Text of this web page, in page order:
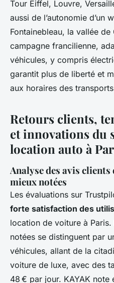
Tour Eiffel, Louvre,
aussi de l’autonomie d’un
Fontainebleau, la vallée de
campagne francilienne,
véhicules, y compris
garantit plus de liberté et
aux horaires des
Retours clients,
et innovations du
location auto à
Analyse des avis
mieux notées
Les évaluations sur
forte satisfaction des
location de voiture à
notées se distinguent par
véhicules, allant de la
voiture de luxe, avec des
48 € par jour. KAYAK note